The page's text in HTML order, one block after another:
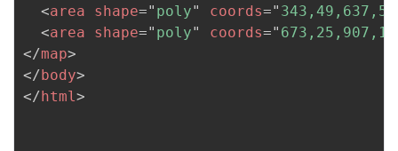
<area shape=" poly" coords="
<area shape=" poly" coords="
</map>
</body>
</html >